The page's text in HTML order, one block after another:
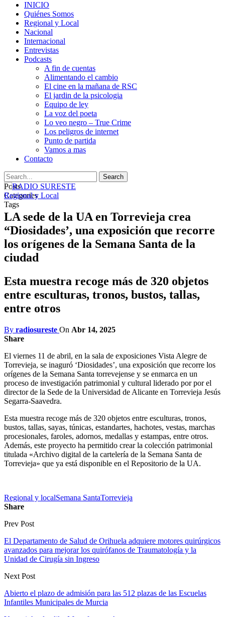
INICIO
Quiénes Somos
Regional y Local
Nacional
Internacional
Entrevistas
Podcasts
A fin de cuentas
Alimentando el cambio
El cine en la mañana de RSC
El jardin de la psicologia
Equipo de ley
La voz del poeta
Lo veo negro – True Crime
Los peligros de internet
Punto de partida
Vamos a mas
Contacto
Posts
Categories
Tags
Regional y Local
LA sede de la UA en Torrevieja crea
“Diosidades’, una exposición que recorre
los orígenes de la Semana Santa de la
ciudad
Esta muestra recoge más de 320 objetos
entre esculturas, tronos, bustos, tallas,
entre otros
By radiosureste On Abr 14, 2025
Share
El viernes 11 de abril, en la sala de exposiciones Vista Alegre de
Torrevieja, se inaguró ‘Diosidades’, una exposición que recorre los
orígenes de la Semana Santa torrevejense y se enmarca en un
proceso de investigación patrimonial y cultural liderado por por el
director de la Sede de la Universidad de Alicante en Torrevieja Jesús
Segarra-Saavedra.
Esta muestra recoge más de 320 objetos entre esculturas, tronos,
bustos, tallas, sayas, túnicas, estandartes, hachotes, vestas, marchas
procesionales, faroles, adornos, medallas y estampas, entre otros.
Además, este proyecto ha permitido crear la colección patrimonial
titulada «Archivo digital de la cartelería de la Semana Santa de
Torrevieja» que ya está disponible en el Repositorio de la UA.
Regional y localSemana SantaTorrevieja
Share
Prev Post
El Departamento de Salud de Orihuela adquiere motores quirúrgicos
avanzados para mejorar los quirófanos de Traumatología y la
Unidad de Cirugía sin Ingreso
Next Post
Abierto el plazo de admisión para las 512 plazas de las Escuelas
Infantiles Municipales de Murcia